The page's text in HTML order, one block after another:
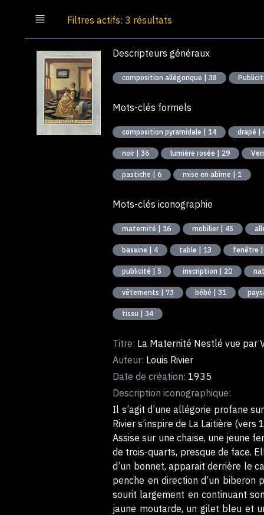
Filtres actifs: 3 résultats
Descripteurs généraux
composition allégorique | 38
Mots-clés formels
composition pyramidale | 14 drapé |
noir | 36 lumière rosée | 29
pastiche | 6 mise en abîme | 1
Mots-clés iconographie
maternité | 16 mobilier | 45
bassine | 4 table | 13 fenêtre
publicité | 5 inscription | 20
vêtements | 73 bébé | 31
tissu | 34
Titre: La Maternité Nestlé vue par
Auteur: Louis Rivier
Date de création: 1935
Description iconographique:
Il s’agit d’une allégorie profane
Rivier s’inspire de La Laitière
Assise sur une chaise, une jeune
de trois-quarts, presque de face.
d’un bonnet, apparait derrière le
penche en direction d’un biberon
sourit largement en continuant
jaune moutarde, un gilet bleu et